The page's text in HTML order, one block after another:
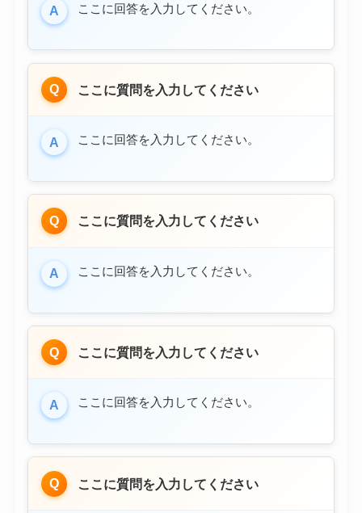
A ここに回答を入力してください。
Q ここに質問を入力してください
A ここに回答を入力してください。
Q ここに質問を入力してください
A ここに回答を入力してください。
Q ここに質問を入力してください
A ここに回答を入力してください。
Q ここに質問を入力してください